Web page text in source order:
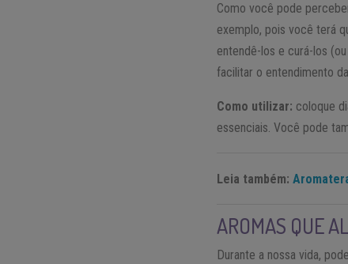
Como você pode
exemplo, pois você terá
entendê-los e curá-los
facilitar o entendimento
Como utilizar: coloque
essenciais. Você pode
Leia também:
AROMAS QUE
Durante a nossa vida,